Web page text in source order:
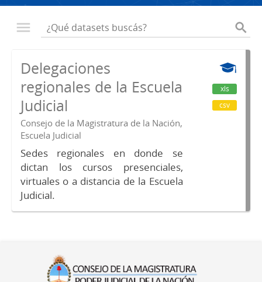
Delegaciones
regionales de la Escuela
Judicial
Consejo de la Magistratura de la Nación,
Escuela Judicial
Sedes regionales en donde se
dictan los cursos presenciales,
virtuales o a distancia de la Escuela
Judicial.
xls
csv